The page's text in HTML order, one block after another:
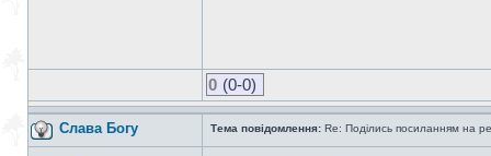
0 (0-0)
Слава Богу Тема повідомлення: Re: Поділись посиланням на